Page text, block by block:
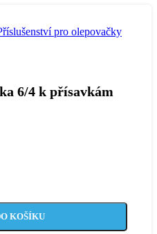
pro olepovačky
6/4 k přísavkám
přísavkám ADAMIK množství
KOŠÍKU